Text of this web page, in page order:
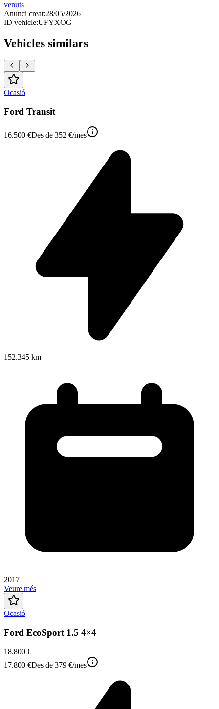
venuts
Anunci creat:28/05/2026
ID vehicle:UFYXOG
Vehicles similars
Ocasió
Ford Transit
16.500 €Des de 352 €/mes
152.345 km
2017
Veure més
Ocasió
Ford EcoSport 1.5 4×4
18.800 €
17.800 €Des de 379 €/mes